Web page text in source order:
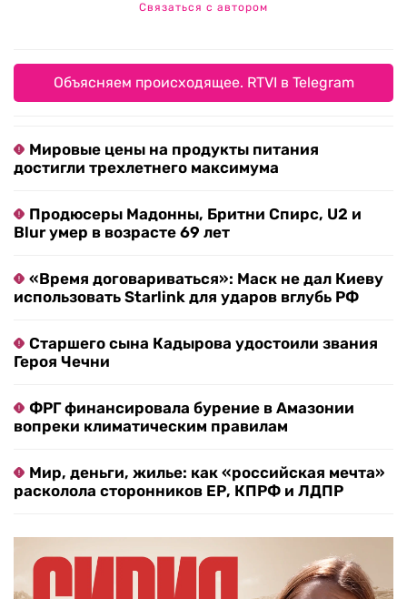
Связаться с автором
Объясняем происходящее. RTVI в Telegram
Мировые цены на продукты питания
достигли трехлетнего максимума
Продюсеры Мадонны, Бритни Спирс, U2 и
Blur умер в возрасте 69 лет
«Время договариваться»: Маск не дал Киеву
использовать Starlink для ударов вглубь РФ
Старшего сына Кадырова удостоили звания
Героя Чечни
ФРГ финансировала бурение в Амазонии
вопреки климатическим правилам
Мир, деньги, жилье: как «российская мечта»
расколола сторонников ЕР, КПРФ и ЛДПР